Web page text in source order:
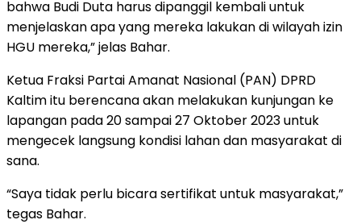
bahwa Budi Duta harus dipanggil kembali untuk
menjelaskan apa yang mereka lakukan di wilayah izin
HGU mereka,” jelas Bahar.
Ketua Fraksi Partai Amanat Nasional (PAN) DPRD
Kaltim itu berencana akan melakukan kunjungan ke
lapangan pada 20 sampai 27 Oktober 2023 untuk
mengecek langsung kondisi lahan dan masyarakat di
sana.
“Saya tidak perlu bicara sertifikat untuk masyarakat,”
tegas Bahar.